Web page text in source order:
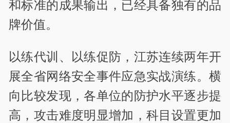
和标准的成果输出，已经具备独有的品
牌价值。
以练代训、以练促防，江苏连续两年开
展全省网络安全事件应急实战演练。横
向比较发现，各单位的防护水平逐步提
高，攻击难度明显增加，科目设置更加